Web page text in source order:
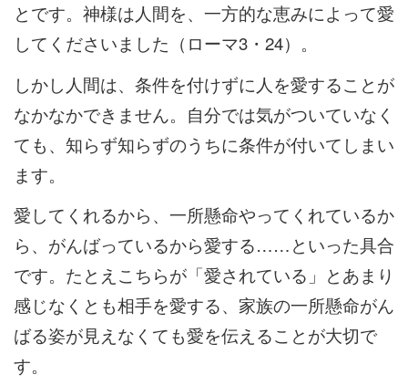
とです。神様は人間を、一方的な恵みによって愛
してくださいました（ローマ3・24）。
しかし人間は、条件を付けずに人を愛することが
なかなかできません。自分では気がついていなく
ても、知らず知らずのうちに条件が付いてしまい
ます。
愛してくれるから、一所懸命やってくれているか
ら、がんばっているから愛する……といった具合
です。たとえこちらが「愛されている」とあまり
感じなくとも相手を愛する、家族の一所懸命がん
ばる姿が見えなくても愛を伝えることが大切で
す。